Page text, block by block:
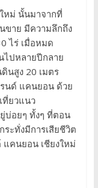
หม่ นั้นมาจากที่
ขาย มีความลึกถึง
ไร่ เมื่อหมด
ไปหลายปีกลาย
นสูง 20 เมตร
นด์ แคนยอน ด้วย
ที่ยวแนว
บ่อยๆ ทั้งๆ ที่ตอน
ะทั่งมีการเสียชีวิต
คนยอน เชียงใหม่